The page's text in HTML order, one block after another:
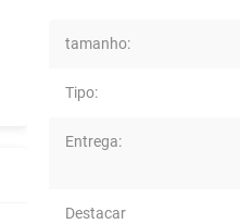
tamanho:
Tipo:
Entrega:
Destacar